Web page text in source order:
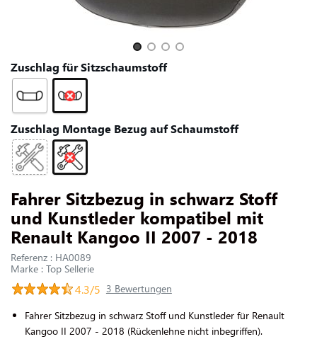
Slide 1 of 4
Zuschlag für Sitzschaumstoff
Zuschlag Montage Bezug auf Schaumstoff
Fahrer Sitzbezug in schwarz Stoff
und Kunstleder kompatibel mit
Renault Kangoo II 2007 - 2018
Referenz : HA0089
Marke : Top Sellerie
4.3/5 3 Bewertungen
Fahrer Sitzbezug in schwarz Stoff und Kunstleder für Renault
Kangoo II 2007 - 2018 (Rückenlehne nicht inbegriffen).